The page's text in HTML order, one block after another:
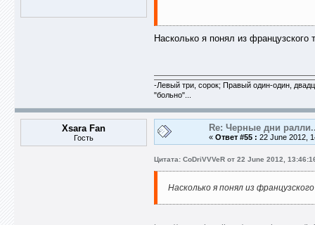
Насколько я понял из французского
-Левый три, сорок; Правый один-один,
"больно"...
Xsara Fan
Гость
Re: Черные дни
« Ответ #55 : 22 June 2012,
Цитата: CoDriVVVeR от 22 June 2012,
Насколько я понял из